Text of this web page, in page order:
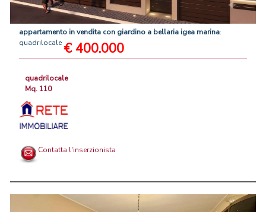
appartamento invendita con giardino a bellaria igea marina:
quadrilocale € 400.000
quadrilocale
Mq. 110
Contatta l'inserzionista